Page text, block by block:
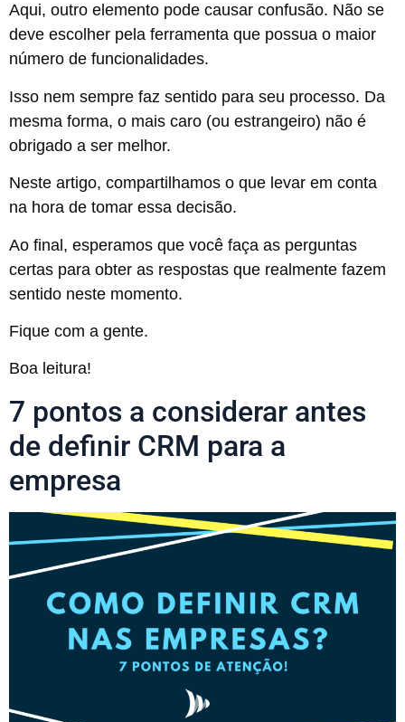
Aqui, outro elemento pode causar confusão. Não se
deve escolher pela ferramenta que possua o maior
número de funcionalidades.
Isso nem sempre faz sentido para seu processo. Da
mesma forma, o mais caro (ou estrangeiro) não é
obrigado a ser melhor.
Neste artigo, compartilhamos o que levar em conta
na hora de tomar essa decisão.
Ao final, esperamos que você faça as perguntas
certas para obter as respostas que realmente fazem
sentido neste momento.
Fique com a gente.
Boa leitura!
7 pontos a considerar antes
de definir CRM para a
empresa